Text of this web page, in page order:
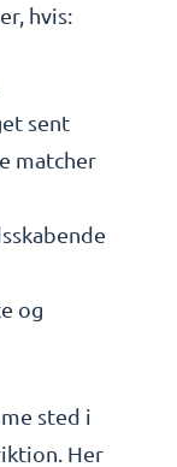
hvis:
sent
matcher
og
sted i
Her